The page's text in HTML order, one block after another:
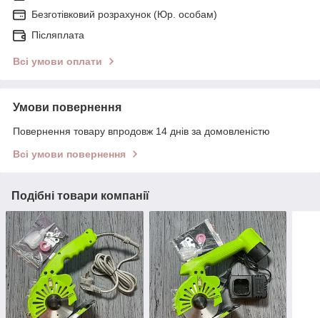
Безготівковий розрахунок (Юр. особам)
Післяплата
Всі умови оплати
Умови повернення
Повернення товару впродовж 14 днів за домовленістю
Всі умови повернення
Подібні товари компанії